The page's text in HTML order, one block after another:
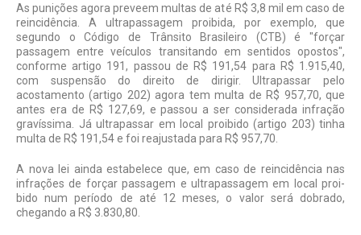
As punições agora preveem multas de até R$ 3,8 mil em caso de
reincidência. A ultrapassagem proibida, por exemplo, que
segundo o Código de Trânsito Brasileiro (CTB) é "forçar
passagem entre veículos transitando em sentidos opostos",
confor­me artigo 191, passou de R$ 191,54 para R$ 1.915,40,
com suspensão do direito de dirigir. Ultrapassar pelo
acostamento (arti­go 202) agora tem multa de R$ 957,70, que
antes era de R$ 127,69, e passou a ser considerada infração
gravíssima. Já ultra­passar em local proibido (artigo 203) tinha
multa de R$ 191,54 e foi reajustada para R$ 957,70.
A nova lei ainda estabelece que, em caso de reincidência nas
infrações de forçar passagem e ultrapassagem em local proi­
bido num período de até 12 meses, o valor será dobrado,
chegando a R$ 3.830,80.